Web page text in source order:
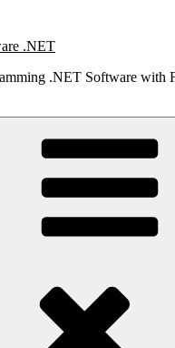
.NET
.NET Software with